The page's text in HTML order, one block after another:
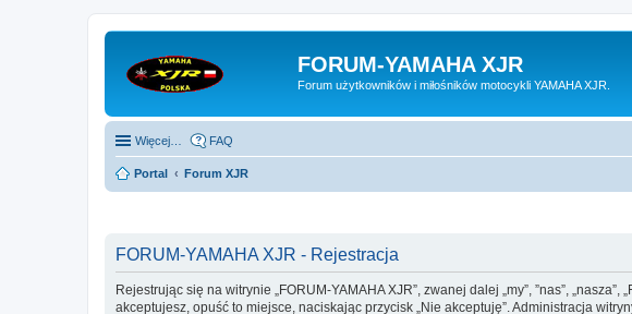
FORUM-YAMAHA XJR
Forum użytkowników i miłośników motocykli YAMAHA XJR.
Więcej… FAQ
Portal Forum XJR
FORUM-YAMAHA XJR - Rejestracja
Rejestrując się na witrynie „FORUM-YAMAHA XJR”, zwanej dalej „my”, ”nas”,
akceptujesz, opuść to miejsce, naciskając przycisk „Nie akceptuję”. Administracja